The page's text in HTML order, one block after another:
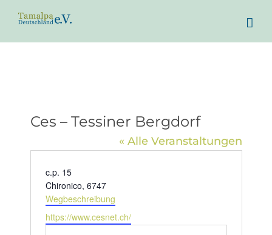
Inhalt
springen
Ces – Tessiner Bergdorf
« Alle Veranstaltungen
Adresse
c.p. 15
Chironico, 6747
Wegbeschreibung
Webseite
https://www.cesnet.ch/